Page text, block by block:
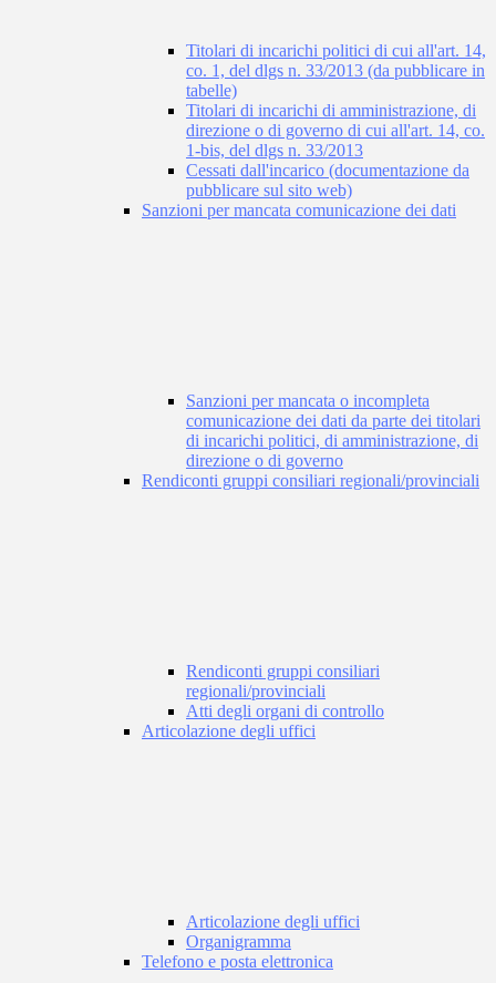
Titolari di incarichi politici di cui all'art. 14,
co. 1, del dlgs n. 33/2013 (da pubblicare in
tabelle)
Titolari di incarichi di amministrazione, di
direzione o di governo di cui all'art. 14, co.
1-bis, del dlgs n. 33/2013
Cessati dall'incarico (documentazione da
pubblicare sul sito web)
Sanzioni per mancata comunicazione dei dati
Sanzioni per mancata o incompleta
comunicazione dei dati da parte dei titolari
di incarichi politici, di amministrazione, di
direzione o di governo
Rendiconti gruppi consiliari regionali/provinciali
Rendiconti gruppi consiliari
regionali/provinciali
Atti degli organi di controllo
Articolazione degli uffici
Articolazione degli uffici
Organigramma
Telefono e posta elettronica